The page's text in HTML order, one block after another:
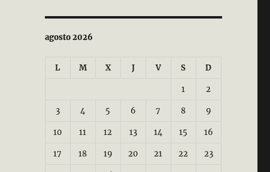
agosto 2026
L M X J V S D
1 2
3 4 5 6 7 8 9
10 11 12 13 14 15 16
17 18 19 20 21 22 23